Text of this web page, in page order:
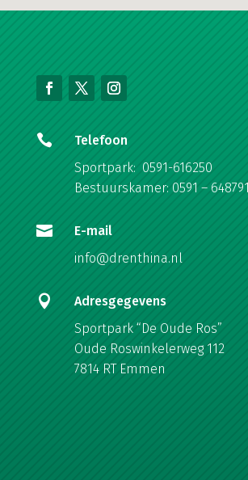

Telefoon
Sportpark: 0591-616250
Bestuurskamer: 0591 – 648791

E-mail
info@drenthina.nl

Adresgegevens
Sportpark “De Oude Ros”
Oude Roswinkelerweg 112
7814 RT Emmen